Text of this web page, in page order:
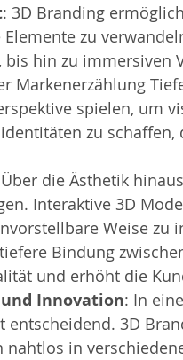
: 3D Branding
zu
hin zu immersiven
Markenerzählung
spielen, um
zu
die Ästhetik
Interaktive 3D
Weise zu
Bindung
und erhöht die
Innovation: In
entscheidend. 3D
nahtlos in